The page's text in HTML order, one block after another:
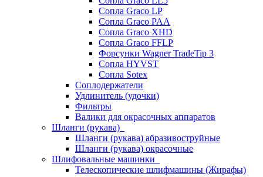
Сопла Graco LP
Сопла Graco PAA
Сопла Graco XHD
Сопла Graco FFLP
Форсунки Wagner TradeTip 3
Сопла HYVST
Сопла Sotex
Соплодержатели
Удлинитель (удочки)
Фильтры
Валики для окрасочных аппаратов
Шланги (рукава)
Шланги (рукава) абразивоструйные
Шланги (рукава) окрасочные
Шлифовальные машинки
Телескопические шлифмашины (Жирафы)